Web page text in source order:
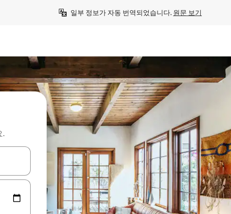
일부 정보가 자동 번역되었습니다. 원문 보기
.
터치 또는 스와이프 동작으로 탐색하세요.